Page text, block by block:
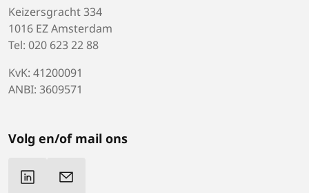
Keizersgracht 334
1016 EZ Amsterdam
Tel: 020 623 22 88
KvK: 41200091
ANBI: 3609571
Volg en/of mail ons